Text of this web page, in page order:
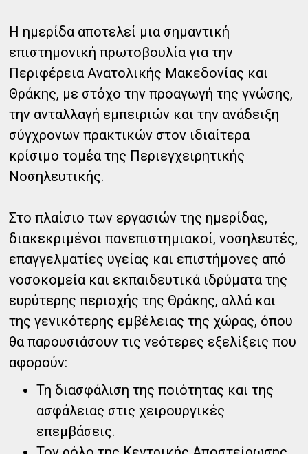
Η ημερίδα αποτελεί μια σημαντική
επιστημονική πρωτοβουλία για την
Περιφέρεια Ανατολικής Μακεδονίας και
Θράκης, με στόχο την προαγωγή της γνώσης,
την ανταλλαγή εμπειριών και την ανάδειξη
σύγχρονων πρακτικών στον ιδιαίτερα
κρίσιμο τομέα της Περιεγχειρητικής
Νοσηλευτικής.
Στο πλαίσιο των εργασιών της ημερίδας,
διακεκριμένοι πανεπιστημιακοί, νοσηλευτές,
επαγγελματίες υγείας και επιστήμονες από
νοσοκομεία και εκπαιδευτικά ιδρύματα της
ευρύτερης περιοχής της Θράκης, αλλά και
της γενικότερης εμβέλειας της χώρας, όπου
θα παρουσιάσουν τις νεότερες εξελίξεις που
αφορούν:
Τη διασφάλιση της ποιότητας και της
ασφάλειας στις χειρουργικές
επεμβάσεις.